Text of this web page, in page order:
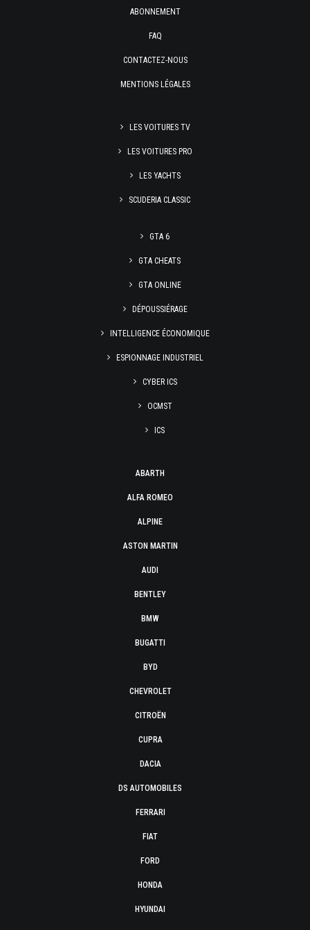
ABONNEMENT
FAQ
CONTACTEZ-NOUS
MENTIONS LÉGALES
LES VOITURES TV
LES VOITURES PRO
LES YACHTS
SCUDERIA CLASSIC
GTA 6
GTA CHEATS
GTA ONLINE
DÉPOUSSIÉRAGE
INTELLIGENCE ÉCONOMIQUE
ESPIONNAGE INDUSTRIEL
CYBER ICS
OCMST
ICS
ABARTH
ALFA ROMEO
ALPINE
ASTON MARTIN
AUDI
BENTLEY
BMW
BUGATTI
BYD
CHEVROLET
CITROËN
CUPRA
DACIA
DS AUTOMOBILES
FERRARI
FIAT
FORD
HONDA
HYUNDAI